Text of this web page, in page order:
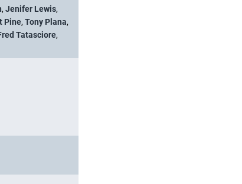
, Jenifer Lewis,
Pine, Tony Plana,
Tatasciore,